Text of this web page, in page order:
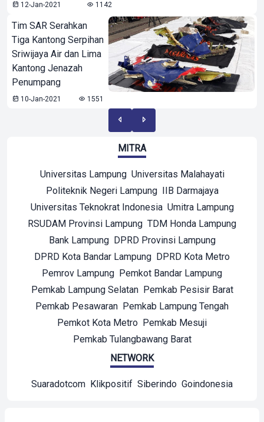
12-Jan-2021 1142
Tim SAR Serahkan
Tiga Kantong Serpihan
Sriwijaya Air dan Lima
Kantong Jenazah
Penumpang
10-Jan-2021 1551
MITRA
Universitas Lampung Universitas Malahayati
Politeknik Negeri Lampung IIB Darmajaya
Universitas Teknokrat Indonesia Umitra Lampung
RSUDAM Provinsi Lampung TDM Honda Lampung
Bank Lampung DPRD Provinsi Lampung
DPRD Kota Bandar Lampung DPRD Kota Metro
Pemrov Lampung Pemkot Bandar Lampung
Pemkab Lampung Selatan Pemkab Pesisir Barat
Pemkab Pesawaran Pemkab Lampung Tengah
Pemkot Kota Metro Pemkab Mesuji
Pemkab Tulangbawang Barat
NETWORK
Suaradotcom Klikpositif Siberindo Goindonesia